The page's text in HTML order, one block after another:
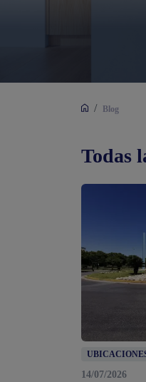
/ Blog
Todas
14/07/2026